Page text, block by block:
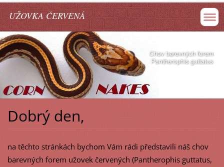
UŽOVKA ČERVENÁ
Dobrý den,
na těchto stránkách bychom Vám rádi představili náš chov
barevných forem užovek červených (Pantherophis guttatus,